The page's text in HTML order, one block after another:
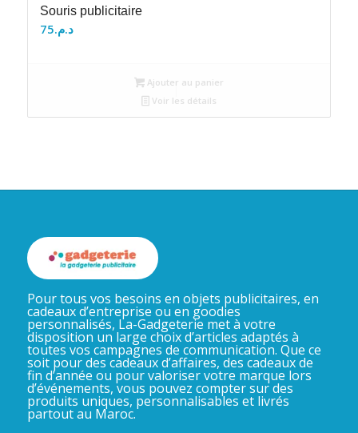
Souris publicitaire
د.م.75
Ajouter au panier
Voir les détails
Pour tous vos besoins en objets publicitaires, en
cadeaux d’entreprise ou en goodies
personnalisés, La-Gadgeterie met à votre
disposition un large choix d’articles adaptés à
toutes vos campagnes de communication. Que ce
soit pour des cadeaux d’affaires, des cadeaux de
fin d’année ou pour valoriser votre marque lors
d’événements, vous pouvez compter sur des
produits uniques, personnalisables et livrés
partout au Maroc.